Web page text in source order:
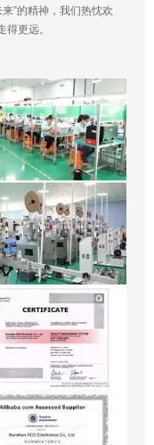
”的精神，我们热忱欢
更远。